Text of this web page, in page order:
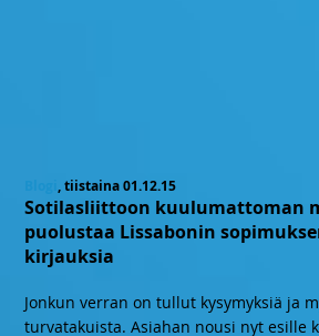
Blogi, tiistaina 01.12.15
Sotilasliittoon kuulumattoman
puolustaa Lissabonin
kirjauksia
Jonkun verran on tullut kysymyksiä ja
turvatakuista. Asiahan nousi nyt esille